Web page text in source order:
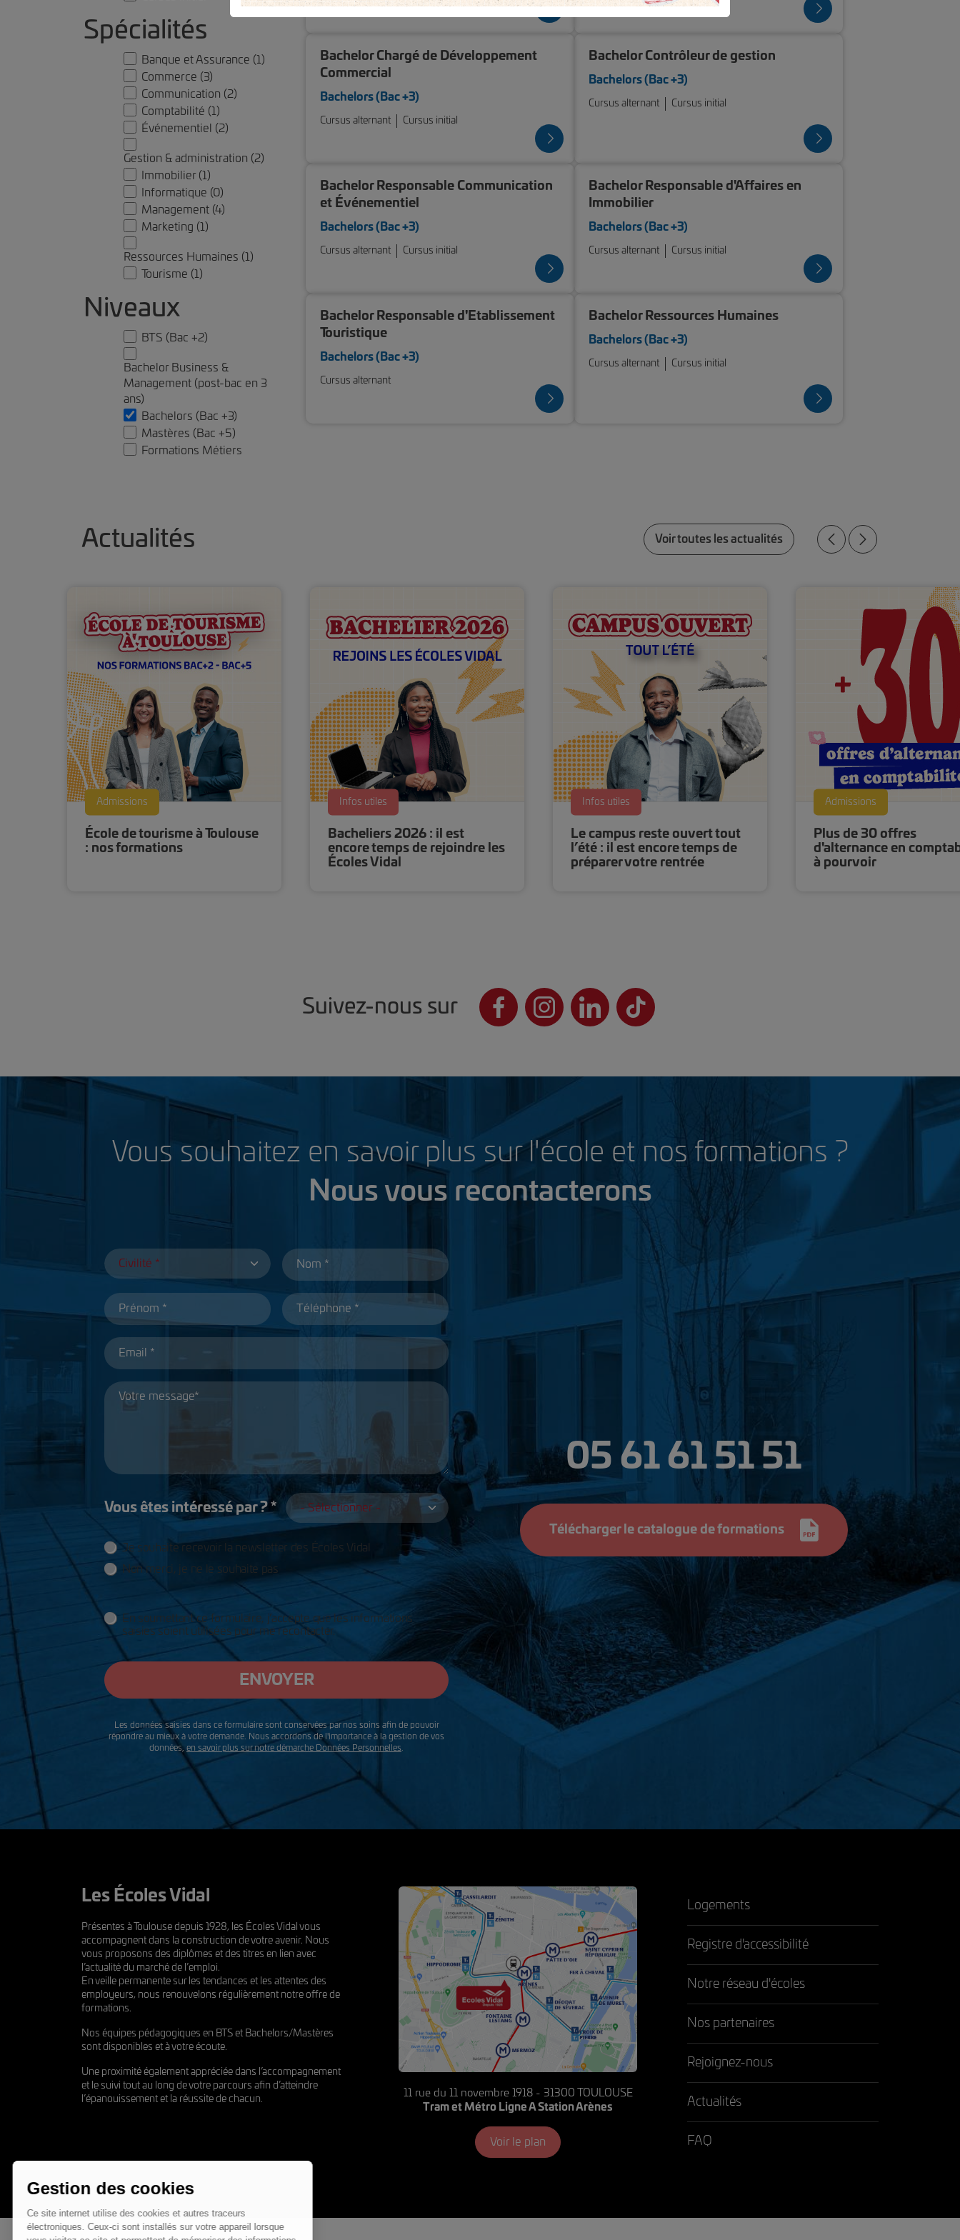
Spécialités
Banque et Assurance (1)
Commerce (3)
Communication (2)
Comptabilité (1)
Événementiel
(2)
Gestion & administration (2)
Immobilier (1)
Informatique (0)
Management (4)
Marketing (1)
Ressources Humaines (1)
Tourisme (1)
Niveaux
BTS (Bac +2)
Bachelor Business &
Management (post-bac en 3
ans)
Bachelors (Bac +3)
Mastères (Bac +5)
Formations Métiers
Bachelor Chargé de Développement
Commercial
Bachelors (Bac +3)
Cursus alternant Cursus initial
Bachelor Contrôleur de gestion
Bachelors (Bac +3)
Cursus alternant Cursus initial
Bachelor Responsable Communication
et Événementiel
Bachelors (Bac +3)
Cursus alternant Cursus initial
Bachelor Responsable d'Affaires en
Immobilier
Bachelors (Bac +3)
Cursus alternant Cursus initial
Bachelor Responsable d'Etablissement
Touristique
Bachelors (Bac +3)
Cursus alternant
Bachelor Ressources Humaines
Bachelors (Bac +3)
Cursus alternant Cursus initial
Actualités Voir toutes les actualités
Admissions
École de tourisme à Toulouse
: nos formations
Infos utiles
Bacheliers 2026 : il est
encore temps de rejoindre les
Écoles Vidal
Infos utiles
Le campus reste ouvert tout
l’été : il est encore temps de
préparer votre rentrée
Admissions
Plus de 30 offres
d'alternance en
à pourvoir
Suivez-nous sur
Vous souhaitez en savoir plus sur l'école et nos formations ?
Nous vous recontacterons
Vous êtes intéressé par ? *
Utilisation des données
Je souhaite recevoir la newsletter des Écoles Vidal
Non merci, je ne le souhaite pas
données
En soumettant ce formulaire, j’accepte que les informations
saisies soient utilisées pour me recontacter.
ENVOYER
Les données saisies dans ce formulaire sont conservées par nos soins afin de pouvoir
répondre au mieux à votre demande. Nous accordons de l'importance à la gestion de vos
données, en savoir plus sur notre démarche Données Personnelles
05 61 61 51 51
Télécharger le catalogue de formations
Les Écoles Vidal
Présentes à Toulouse depuis 1928, les Écoles Vidal vous
accompagnent dans la construction de votre avenir. Nous
vous proposons des diplômes et des titres en lien avec
l’actualité du marché de l’emploi.
En veille permanente sur les tendances et les attentes des
employeurs, nous renouvelons régulièrement notre offre de
formations.
Nos équipes pédagogiques en BTS et Bachelors/Mastères
sont disponibles et à votre écoute.
Une proximité également appréciée dans l’accompagnement
et le suivi tout au long de votre parcours afin d’atteindre
l’épanouissement et la réussite de chacun.
11 rue du 11 novembre 1918 - 31300 TOULOUSE
Tram et Métro Ligne A Station Arènes
Voir le plan
Logements
Registre d'accessibilité
Notre réseau d'écoles
Nos partenaires
Rejoignez-nous
Actualités
FAQ